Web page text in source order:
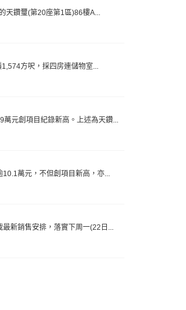
天鑽璽(第20座第1區)86樓A...
方呎，採四房連儲物室...
元創項目紀錄新高。上述為天鑽...
萬元，不但創項目新高，亦...
新銷售安排，落實下周一(22日...